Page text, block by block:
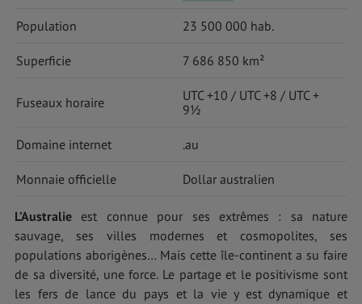
Population 23 500 000 hab.
Superficie 7 686 850 km²
Fuseaux horaire
UTC +10 / UTC +8 / UTC +
9½
Domaine internet .au
Monnaie officielle Dollar australien
L’Australie est connue pour ses extrêmes : sa nature
sauvage, ses villes modernes et cosmopolites, ses
populations aborigènes… Mais cette île-continent a su faire
de sa diversité, une force. Le partage et le positivisme sont
les fers de lance du pays et la vie y est dynamique et